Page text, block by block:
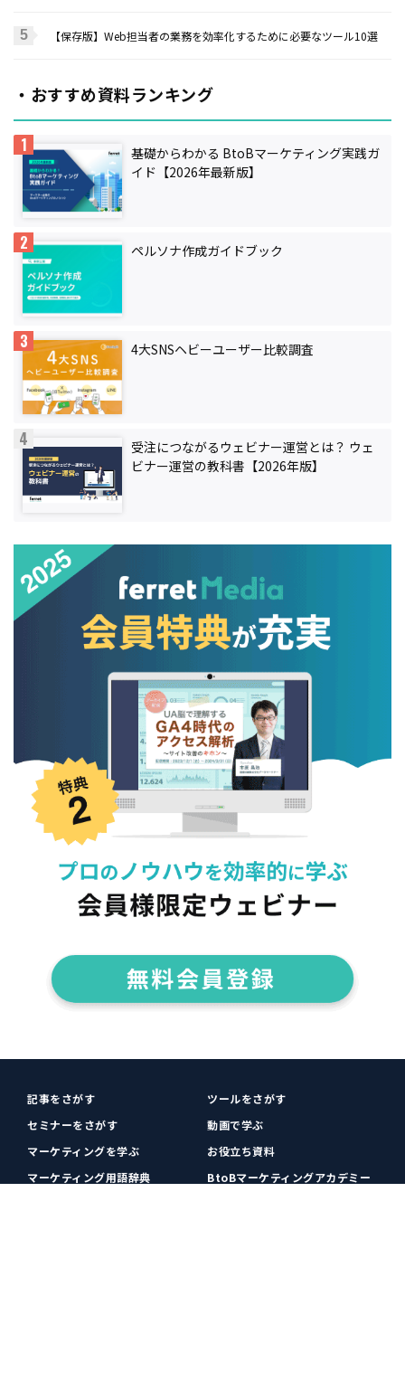
【保存版】Web担当者の業務を効率化するために必要なツール10選
・おすすめ資料ランキング
基礎からわかる BtoBマーケティング実践ガ
イド【2026年最新版】
ペルソナ作成ガイドブック
4大SNSヘビーユーザー比較調査
受注につながるウェビナー運営とは？ ウェ
ビナー運営の教科書【2026年版】
記事をさがす
ツールをさがす
セミナーをさがす
動画で学ぶ
マーケティングを学ぶ
お役立ち資料
マーケティング用語辞典
BtoBマーケティングアカデミー